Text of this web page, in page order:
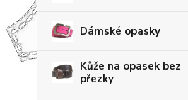
Dámské opasky
Kůže na opasek bez
přezky